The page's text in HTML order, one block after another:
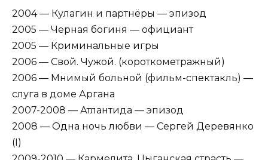
2004 — Кулагин и партнёры — эпизод
2005 — Черная богиня — официант
2005 — Криминальные игры
2006 — Свой. Чужой. (короткометражный)
2006 — Мнимый больной (фильм-спектакль) —
слуга в доме Аргана
2007-2008 — Атлантида — эпизод
2008 — Одна ночь любви — Сергей Деревянко
(I)